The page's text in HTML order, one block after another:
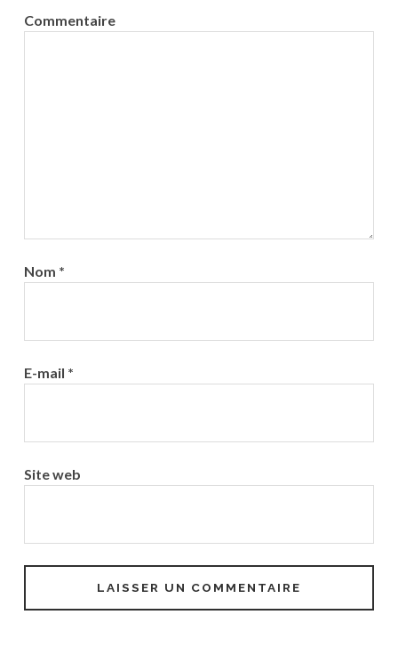
Commentaire
Nom *
E-mail *
Site web